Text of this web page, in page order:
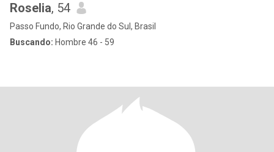
Roselia, 54
Passo Fundo, Rio Grande do Sul, Brasil
Buscando: Hombre 46 - 59